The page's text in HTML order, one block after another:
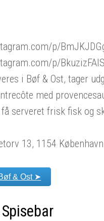
p/
p/
i Bøf & Ost, tager
med
serveret frisk fisk og
13, 1154
& Ost ➤